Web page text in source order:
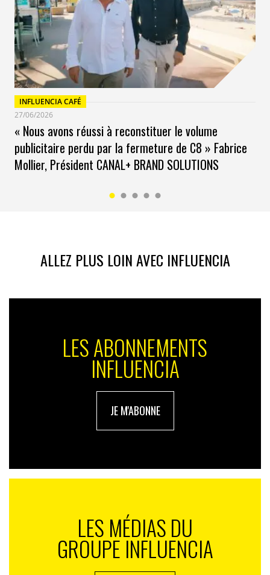
INFLUENCIA CAFÉ
27/06/2026
« Nous avons réussi à reconstituer le volume
publicitaire perdu par la fermeture de C8 » Fabrice
Mollier, Président CANAL+ BRAND SOLUTIONS
ALLEZ PLUS LOIN AVEC INFLUENCIA
LES ABONNEMENTS
INFLUENCIA
JE M'ABONNE
LES MÉDIAS DU
GROUPE INFLUENCIA